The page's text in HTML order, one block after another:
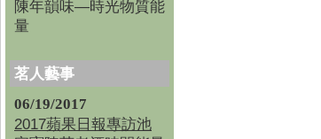
陳年韻味—時光物質能
量
茗人藝事
06/19/2017
2017蘋果日報專訪池